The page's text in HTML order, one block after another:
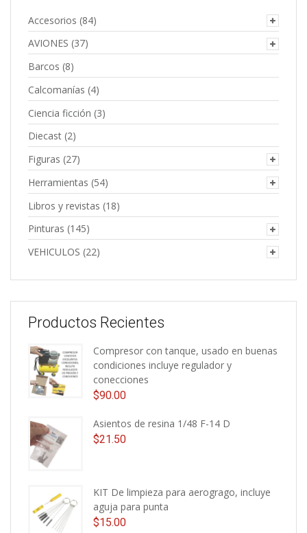
Accesorios (84)
AVIONES (37)
Barcos (8)
Calcomanías (4)
Ciencia ficción (3)
Diecast (2)
Figuras (27)
Herramientas (54)
Libros y revistas (18)
Pinturas (145)
VEHICULOS (22)
Productos Recientes
Compresor con tanque, usado en buenas
condiciones incluye regulador y
conecciones
$90.00
Asientos de resina 1/48 F-14 D
$21.50
KIT De limpieza para aerogrago, incluye
aguja para punta
$15.00